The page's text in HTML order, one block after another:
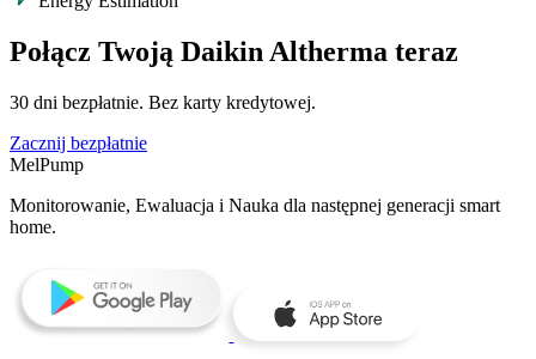
Połącz Twoją Daikin Altherma teraz
30 dni bezpłatnie. Bez karty kredytowej.
Zacznij bezpłatnie
MelPump
Monitorowanie, Ewaluacja i Nauka dla następnej generacji smart
home.